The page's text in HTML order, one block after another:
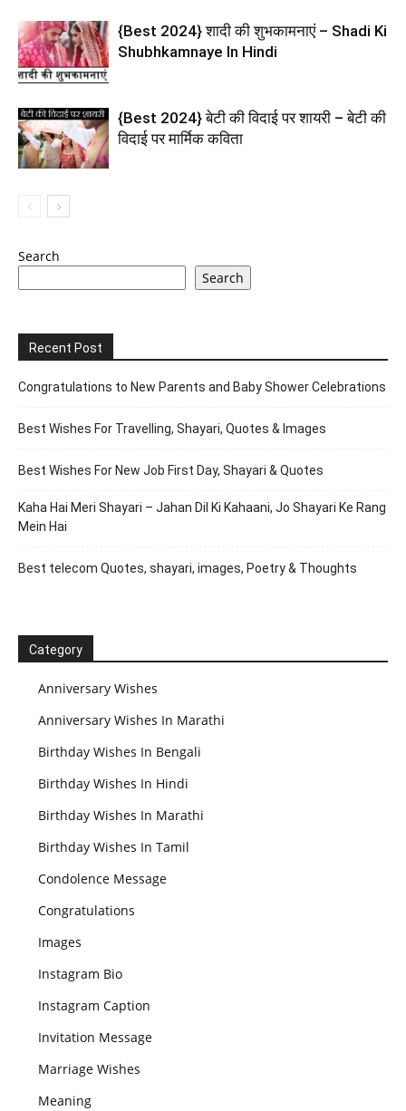
{Best 2024} शादी की शुभकामनाएं – Shadi Ki
Shubhkamnaye In Hindi
{Best 2024} बेटी की विदाई पर शायरी – बेटी की
विदाई पर मार्मिक कविता
Search
Search
Recent Post
Congratulations to New Parents and Baby Shower Celebrations
Best Wishes For Travelling, Shayari, Quotes & Images
Best Wishes For New Job First Day, Shayari & Quotes
Kaha Hai Meri Shayari – Jahan Dil Ki Kahaani, Jo Shayari Ke Rang
Mein Hai
Best telecom Quotes, shayari, images, Poetry & Thoughts
Category
Anniversary Wishes
Anniversary Wishes In Marathi
Birthday Wishes In Bengali
Birthday Wishes In Hindi
Birthday Wishes In Marathi
Birthday Wishes In Tamil
Condolence Message
Congratulations
Images
Instagram Bio
Instagram Caption
Invitation Message
Marriage Wishes
Meaning